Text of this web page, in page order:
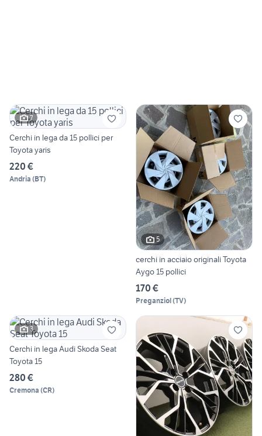
7
Cerchi in lega da 15 pollici per
Toyota yaris
220 €
Andria (BT)
5
cerchi in acciaio originali Toyota
Aygo 15 pollici
170 €
Preganziol(TV)
3
Cerchi in lega Audi Skoda Seat
Toyota 15
280 €
Cremona (CR)